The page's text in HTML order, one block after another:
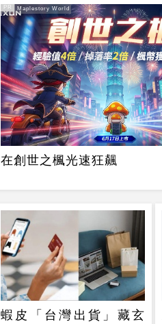
PR
在創世之楓光速狂飆
PR・Maplestory World
蝦皮「台灣出貨」藏玄